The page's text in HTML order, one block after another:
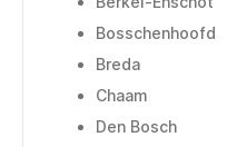
Bosschenhoofd
Breda
Chaam
Den Bosch